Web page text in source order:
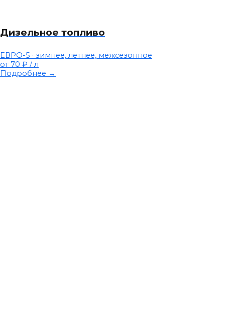
Дизельное топливо
ЕВРО-5 · зимнее, летнее, межсезонное
от 70 ₽ / л
Подробнее →